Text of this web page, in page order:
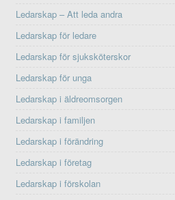
Ledarskap – Att leda andra
Ledarskap för ledare
Ledarskap för sjuksköterskor
Ledarskap för unga
Ledarskap i äldreomsorgen
Ledarskap i familjen
Ledarskap i förändring
Ledarskap i företag
Ledarskap i förskolan